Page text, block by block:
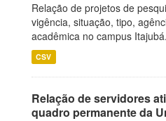
Relação de projetos de
vigência, situação, tipo,
acadêmica no campus Itajubá.
CSV
Relação de servidores
quadro permanente da